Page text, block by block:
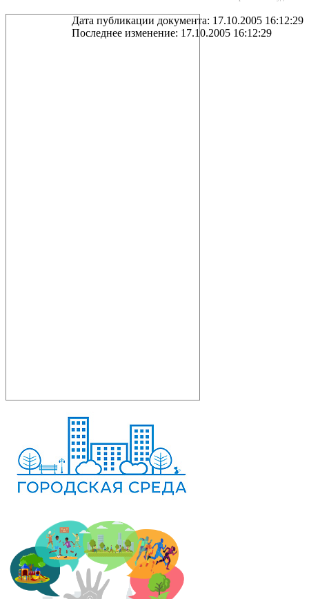
Дата публикации документа: 17.10.2005 16:12:29
Последнее изменение: 17.10.2005 16:12:29